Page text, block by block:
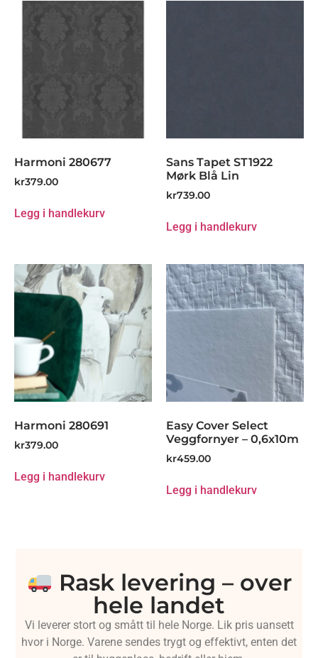
Harmoni 280677
kr379.00
Legg i handlekurv
Sans Tapet ST1922
Mørk Blå Lin
kr739.00
Legg i handlekurv
Harmoni 280691
kr379.00
Legg i handlekurv
Easy Cover Select
Veggfornyer – 0,6x10m
kr459.00
Legg i handlekurv
Rask levering – over
hele landet
Vi leverer stort og smått til hele Norge. Lik pris uansett
hvor i Norge. Varene sendes trygt og effektivt, enten det